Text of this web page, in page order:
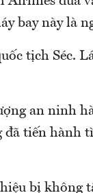
bay này là
tịch Séc.
an ninh
tiến hành
bị không